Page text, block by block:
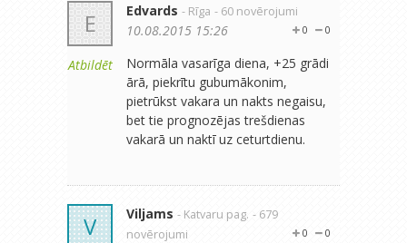
E
Atbildēt
Edvards - Rīga - 60 novērojumi
0
0
10.08.2015 15:26
Normāla vasarīga diena, +25 grādi
ārā, piekrītu gubumākonim,
pietrūkst vakara un nakts negaisu,
bet tie prognozējas trešdienas
vakarā un naktī uz ceturtdienu.
V Viljams - Katvaru pag. - 679
novērojumi
0
0